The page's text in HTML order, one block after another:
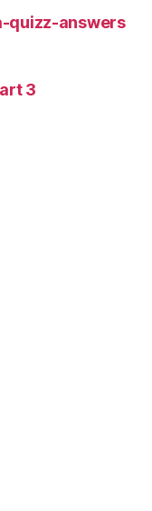
quizz-answers
3